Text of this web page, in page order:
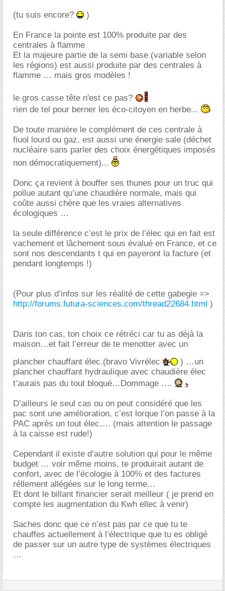
(tu suis encore? )
En France la pointe est 100% produite par des
centrales à flamme
Et la majeure partie de la semi base (variable selon
les régions) est aussi produite par des centrales à
flamme … mais gros modèles !
le gros casse tête n'est ce pas?
rien de tel pour berner les éco-citoyen en herbe...
De toute manière le complément de ces centrale à
fiuol lourd ou gaz, est aussi une énergie sale (déchet
nucléaire sans parler des choix énergétiques imposés
non démocratiquement)...
Donc ça revient à bouffer ses thunes pour un truc qui
pollue autant qu’une chaudière normale, mais qui
coûte aussi chère que les vraies alternatives
écologiques
la seule différence c’est le prix de l’élec qui en fait est
vachement et lâchement sous évalué en France, et ce
sont nos descendants t qui en payeront la facture (et
pendant longtemps !)
(Pour plus d’infos sur les réalité de cette gabegie =>
http://forums.futura-sciences.com/thread22684.html )
Dans ton cas, ton choix ce rétréci car tu as déjà la
maison…et fait l’erreur de te menotter avec un
plancher chauffant élec.(bravo Vivrélec
) …un
plancher chauffant hydraulique avec chaudière élec
t’aurais pas du tout bloqué…Dommage ….
D’ailleurs le seul cas ou on peut considéré que les
pac sont une amélioration, c’est lorque l’on passe à la
PAC après un tout élec…. (mais attention le passage
à la caisse est rude!)
Cependant il existe d’autre solution qui pour le même
budget … voir même moins, te produirait autant de
confort, avec de l’écologie à 100% et des factures
réllement allégées sur le long terme
Et dont le billant financier serait meilleur ( je prend en
compte les augmentation du Kwh ellec à venir)
Saches donc que ce n’est pas par ce que tu te
chauffes actuellement à l’électrique que tu es obligé
de passer sur un autre type de systèmes électriques